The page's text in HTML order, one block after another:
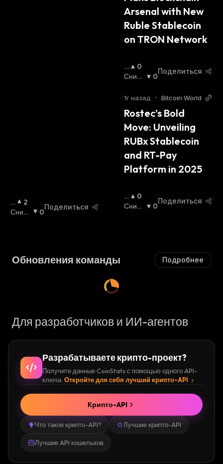
П
О
Ю
2
Сниж
0
Поделиться
Щ
И
Й
С
Arsenal with New
Ruble Stablecoin
on TRON Network
П
О
Ы
А
Ю
Щ
И
Й
С
0
Сниж
Йся:
0
Поделиться
1г назад • Bitcoin World
Rostec’s Bold
Move: Unveiling
RUBx Stablecoin
and RT-Pay
Platform in 2025
П
О
0
Сниж
0
Поделиться
Обновления команды Подробнее
Для разработчиков и ИИ-агентов
Разрабатываете крипто-проект?
Получите данные CoinStats с помощью одного API-
ключа. Откройте для себя лучший крипто-API
Что такое крипто-API? Лучшие крипто-API
Лучшие API кошельков
Крипто-API